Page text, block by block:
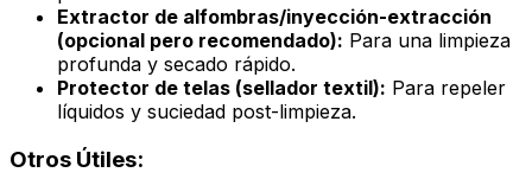
Extractor de alfombras/inyección-extracción
(opcional pero recomendado): Para una limpieza
profunda y secado rápido.
Protector de telas (sellador textil): Para repeler
líquidos y suciedad post-limpieza.
Otros Útiles: